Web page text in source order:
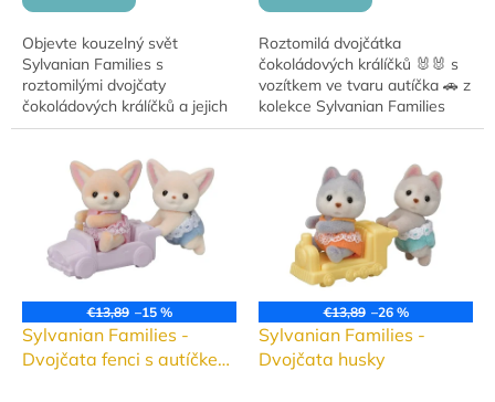
Objevte kouzelný svět
Sylvanian Families s
roztomilými dvojčaty
čokoládových králíčků a jejich
stylovým kočárkem. Ideální
skvělý dárek pro děti od 3 let.
Roztomilá dvojčátka
čokoládových králíčků 🐰🐰 s
vozítkem ve tvaru autíčka 🚗 z
kolekce Sylvanian Families
jsou ideálním doplňkem
€13,89 –15 %
Sylvanian Families -
Dvojčata fenci s autíčkem
€13,89 –26 %
Sylvanian Families -
Dvojčata husky